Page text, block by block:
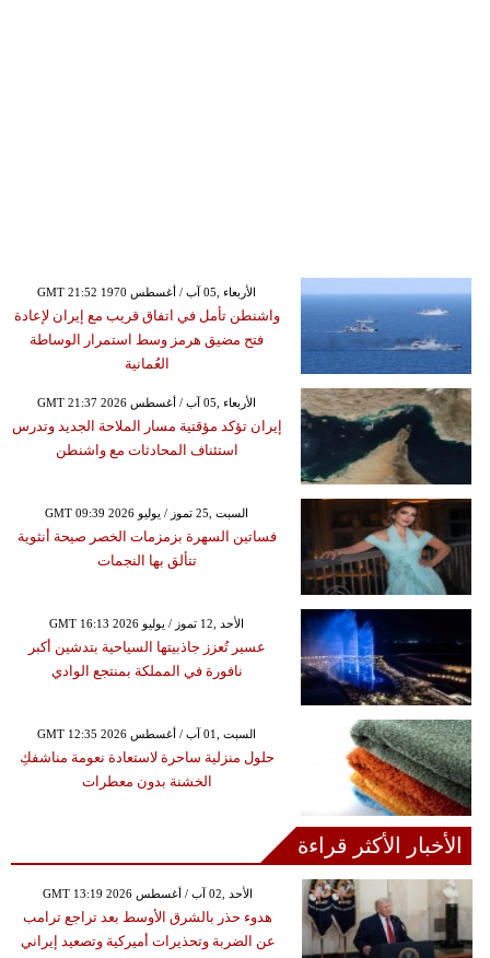
GMT 21:52 1970 الأربعاء ,05 آب / أغسطس
واشنطن تأمل في اتفاق قريب مع إيران لإعادة
فتح مضيق هرمز وسط استمرار الوساطة
العُمانية
GMT 21:37 2026 الأربعاء ,05 آب / أغسطس
إيران تؤكد مؤقتية مسار الملاحة الجديد وتدرس
استئناف المحادثات مع واشنطن
GMT 09:39 2026 السبت ,25 تموز / يوليو
فساتين السهرة بزمزمات الخصر صيحة أنثوية
تتألق بها النجمات
GMT 16:13 2026 الأحد ,12 تموز / يوليو
عسير تُعزز جاذبيتها السياحية بتدشين أكبر
نافورة في المملكة بمنتجع الوادي
GMT 12:35 2026 السبت ,01 آب / أغسطس
حلول منزلية ساحرة لاستعادة نعومة مناشفكِ
الخشنة بدون معطرات
الأخبار الأكثر قراءة
GMT 13:19 2026 الأحد ,02 آب / أغسطس
هدوء حذر بالشرق الأوسط بعد تراجع ترامب
عن الضربة وتحذيرات أميركية وتصعيد إيراني